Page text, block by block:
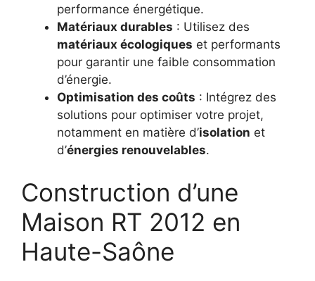
performance énergétique.
Matériaux durables : Utilisez des
matériaux écologiques et performants
pour garantir une faible consommation
d’énergie.
Optimisation des coûts : Intégrez des
solutions pour optimiser votre projet,
notamment en matière d’isolation et
d’énergies renouvelables.
Construction d’une
Maison RT 2012 en
Haute-Saône